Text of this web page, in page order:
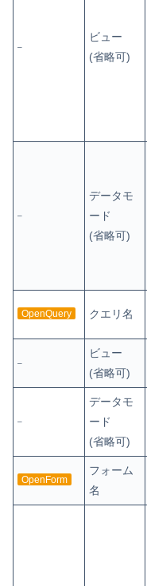
–
ビュー
(省略可)
–
データモ
ード
(省略可)
OpenQuery クエリ名
–
ビュー
(省略可)
–
データモ
ード
(省略可)
OpenForm
フォーム
名